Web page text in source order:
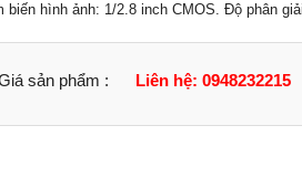
biến hình ảnh: 1/2.8 inch CMOS. Độ phân
sản phẩm : Liên hệ: 0948232215